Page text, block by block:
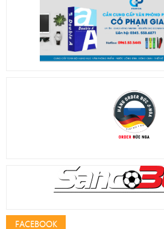
FACEBOOK